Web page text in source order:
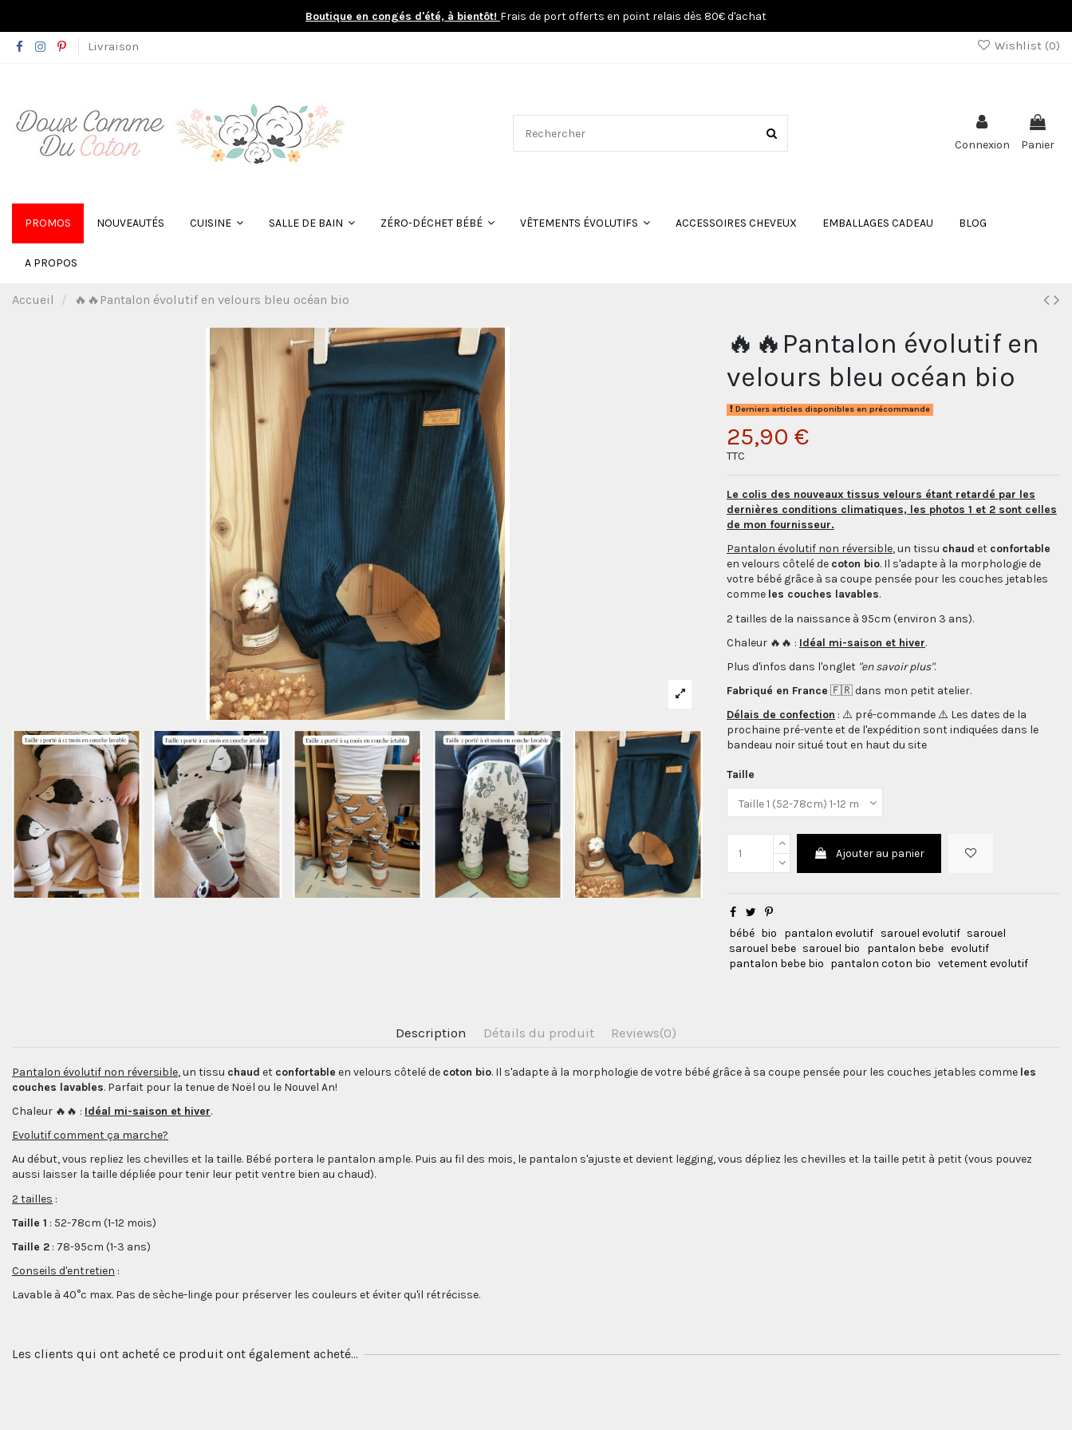
Boutique en congés d'été, à bientôt! Frais de port offerts en point relais dès 80€ d'achat
Livraison Wishlist (0)
Connexion Panier
PROMOS NOUVEAUTÉS CUISINE SALLE DE BAIN ZÉRO-DÉCHET BÉBÉ VÊTEMENTS ÉVOLUTIFS ACCESSOIRES CHEVEUX EMBALLAGES CADEAU BLOG
A PROPOS
Accueil 🔥🔥Pantalon évolutif en velours bleu océan bio
🔥🔥Pantalon évolutif en
velours bleu océan bio
Derniers articles disponibles en précommande
25,90 €
TTC
Le colis des nouveaux tissus velours étant retardé par les
dernières conditions climatiques, les photos 1 et 2 sont celles
de mon fournisseur.
Pantalon évolutif non réversible, un tissu chaud et confortable
en velours côtelé de coton bio. Il s'adapte à la morphologie de
votre bébé grâce à sa coupe pensée pour les couches jetables
comme les couches lavables.
2 tailles de la naissance à 95cm (environ 3 ans).
Chaleur 🔥🔥 : Idéal mi-saison et hiver.
Plus d'infos dans l'onglet "en savoir plus".
Fabriqué en France 🇫🇷 dans mon petit atelier.
Délais de confection : ⚠️ pré-commande ⚠️ Les dates de la
prochaine pré-vente et de l'expédition sont indiquées dans le
bandeau noir situé tout en haut du site
Taille
Ajouter au panier
bébé bio pantalon evolutif sarouel evolutif sarouel
sarouel bebe sarouel bio pantalon bebe evolutif
pantalon bebe bio pantalon coton bio vetement evolutif
Description Détails du produit Reviews(0)
Pantalon évolutif non réversible, un tissu chaud et confortable en velours côtelé de coton bio. Il s'adapte à la morphologie de votre bébé grâce à sa coupe pensée pour les couches jetables comme les
couches lavables. Parfait pour la tenue de Noël ou le Nouvel An!
Chaleur 🔥🔥 : Idéal mi-saison et hiver.
Evolutif comment ça marche?
Au début, vous repliez les chevilles et la taille. Bébé portera le pantalon ample. Puis au fil des mois, le pantalon s'ajuste et devient legging, vous dépliez les chevilles et la taille petit à petit (vous pouvez
aussi laisser la taille dépliée pour tenir leur petit ventre bien au chaud).
2 tailles :
Taille 1 : 52-78cm (1-12 mois)
Taille 2 : 78-95cm (1-3 ans)
Conseils d'entretien :
Lavable à 40°c max. Pas de sèche-linge pour préserver les couleurs et éviter qu'il rétrécisse.
Les clients qui ont acheté ce produit ont également acheté...